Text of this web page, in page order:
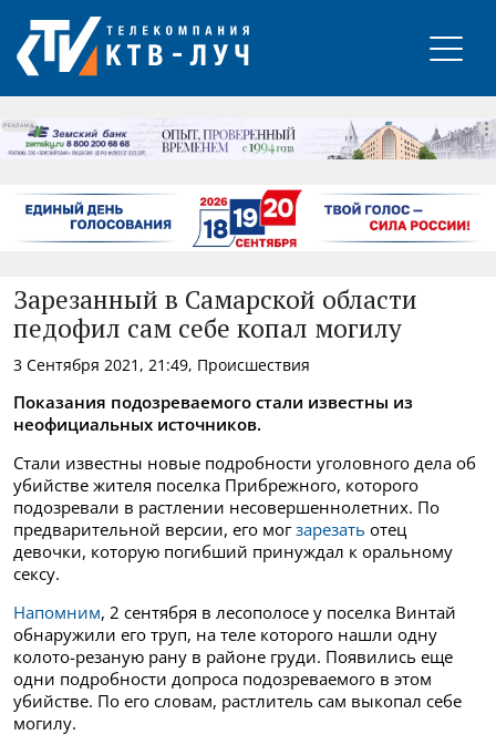
РЕКЛАМА
Зарезанный в Самарской области
педофил сам себе копал могилу
3 Сентября 2021, 21:49, Происшествия
Показания подозреваемого стали известны из
неофициальных источников.
Стали известны новые подробности уголовного дела об
убийстве жителя поселка Прибрежного, которого
подозревали в растлении несовершеннолетних. По
предварительной версии, его могзарезать отец
девочки, которую погибший принуждал к оральному
сексу.
Напомним, 2 сентября в лесополосе у поселка Винтай
обнаружили его труп, на теле которого нашли одну
колото-резаную рану в районе груди. Появились еще
одни подробности допроса подозреваемого в этом
убийстве. По его словам, растлитель сам выкопал себе
могилу.